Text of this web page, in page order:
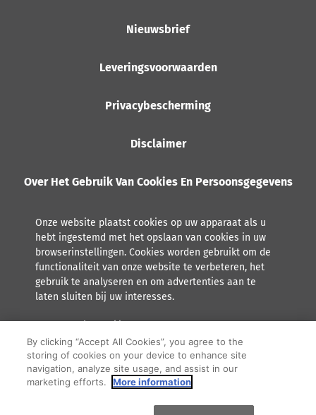
Nieuwsbrief
Leveringsvoorwaarden
Privacybescherming
Disclaimer
Over Het Gebruik Van Cookies En Persoonsgegevens
Onze website plaatst cookies op uw apparaat als u
hebt ingestemd met het opslaan van cookies in uw
browserinstellingen. Cookies worden gebruikt om de
functionaliteit van onze website te verbeteren, het
gebruik te analyseren en om advertenties aan te
laten sluiten bij uw interesses.
Lees meer over hoe Orkla met persoonsgegevens omgaat,
inclusief het recht tot inzage.
F
a
Y
o
I
n
© 2026 Orkla. All rights reserved
By clicking “Accept All Cookies”, you agree to the
storing of cookies on your device to enhance site
navigation, analyze site usage, and assist in our
marketing efforts.
More information